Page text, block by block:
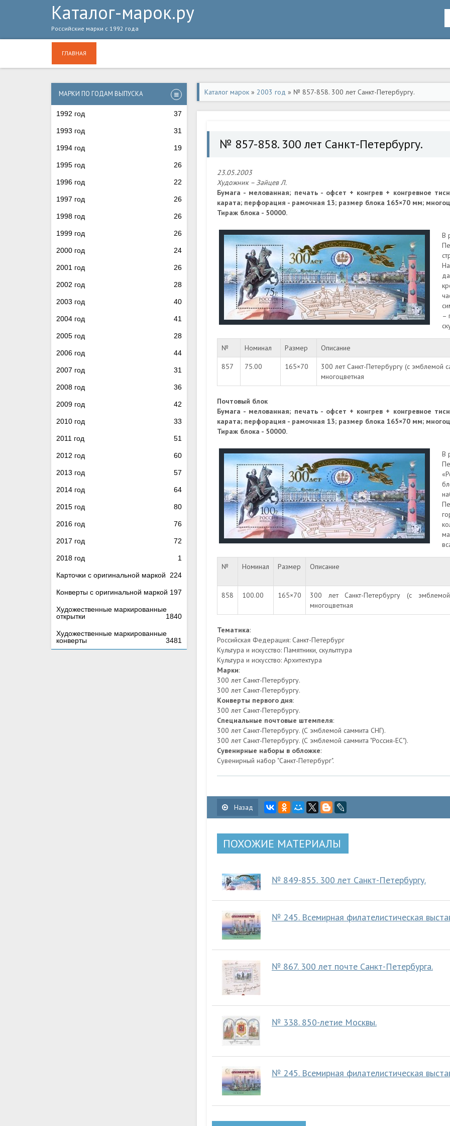
Каталог-марок.ру
Российские марки с 1992 года
ГЛАВНАЯ
МАРКИ ПО ГОДАМ ВЫПУСКА
1992 год 37
1993 год 31
1994 год 19
1995 год 26
1996 год 22
1997 год 26
1998 год 26
1999 год 26
2000 год 24
2001 год 26
2002 год 28
2003 год 40
2004 год 41
2005 год 28
2006 год 44
2007 год 31
2008 год 36
2009 год 42
2010 год 33
2011 год 51
2012 год 60
2013 год 57
2014 год 64
2015 год 80
2016 год 76
2017 год 72
2018 год 1
Карточки с оригинальной маркой 224
Конверты с оригинальной маркой 197
Художественные маркированные
открытки
1840
Художественные маркированные
конверты
3481
Каталог марок » 2003 год » № 857-858. 300 лет Санкт-Петербургу.
№ 857-858. 300 лет Санкт-Петербургу.
23.05.2003
Художник – Зайцев Л.
Бумага - мелованная; печать - офсет + конгрев + конгревное
карата; перфорация - рамочная 13; размер блока 165×70 мм;
Тираж блока - 50000.
В
–
№ Номинал Размер Описание
857 75.00 165×70
300 лет Санкт-Петербургу (с эмблемой
многоцветная
Почтовый блок
Бумага - мелованная; печать - офсет + конгрев + конгревное
карата; перфорация - рамочная 13; размер блока 165×70 мм;
Тираж блока - 50000.
В
№ Номинал Размер Описание
858 100.00 165×70
300 лет Санкт-Петербургу (с
многоцветная
Тематика:
Российская Федерация: Санкт-Петербург
Культура и искусство: Памятники, скульптура
Культура и искусство: Архитектура
Марки:
300 лет Санкт-Петербургу.
300 лет Санкт-Петербургу.
Конверты первого дня:
300 лет Санкт-Петербургу.
Специальные почтовые штемпеля:
300 лет Санкт-Петербургу. (С эмблемой саммита СНГ).
300 лет Санкт-Петербургу. (С эмблемой саммита "Россия-ЕС").
Сувенирные наборы в обложке:
Сувенирный набор "Санкт-Петербург".
Назад
ПОХОЖИЕ МАТЕРИАЛЫ
№ 849-855. 300 лет Санкт-Петербургу.
№ 245. Всемирная филателистическая
№ 867. 300 лет почте Санкт-Петербурга.
№ 338. 850-летие Москвы.
№ 245. Всемирная филателистическая